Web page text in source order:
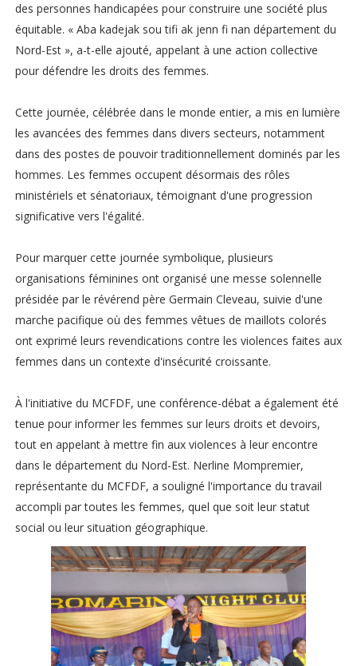
des personnes handicapées pour construire une société plus
équitable. « Aba kadejak sou tifi ak jenn fi nan département du
Nord-Est », a-t-elle ajouté, appelant à une action collective
pour défendre les droits des femmes.
Cette journée, célébrée dans le monde entier, a mis en lumière
les avancées des femmes dans divers secteurs, notamment
dans des postes de pouvoir traditionnellement dominés par les
hommes. Les femmes occupent désormais des rôles
ministériels et sénatoriaux, témoignant d'une progression
significative vers l'égalité.
Pour marquer cette journée symbolique, plusieurs
organisations féminines ont organisé une messe solennelle
présidée par le révérend père Germain Cleveau, suivie d'une
marche pacifique où des femmes vêtues de maillots colorés
ont exprimé leurs revendications contre les violences faites aux
femmes dans un contexte d'insécurité croissante.
À l'initiative du MCFDF, une conférence-débat a également été
tenue pour informer les femmes sur leurs droits et devoirs,
tout en appelant à mettre fin aux violences à leur encontre
dans le département du Nord-Est. Nerline Mompremier,
représentante du MCFDF, a souligné l'importance du travail
accompli par toutes les femmes, quel que soit leur statut
social ou leur situation géographique.